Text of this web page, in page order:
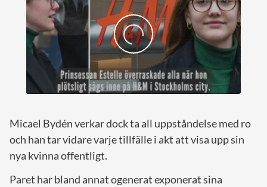
Micael Bydén verkar dock ta all uppståndelse med ro
och han tar vidare varje tillfälle i akt att visa upp sin
nya kvinna offentligt.
Paret har bland annat ogenerat exponerat sina